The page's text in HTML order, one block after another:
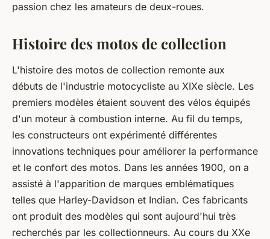
passion chez les amateurs de deux-roues.
Histoire des motos de collection
L'histoire des motos de collection remonte aux
débuts de l'industrie motocycliste au XIXe siècle. Les
premiers modèles étaient souvent des vélos équipés
d'un moteur à combustion interne. Au fil du temps,
les constructeurs ont expérimenté différentes
innovations techniques pour améliorer la performance
et le confort des motos. Dans les années 1900, on a
assisté à l'apparition de marques emblématiques
telles que Harley-Davidson et Indian. Ces fabricants
ont produit des modèles qui sont aujourd'hui très
recherchés par les collectionneurs. Au cours du XXe